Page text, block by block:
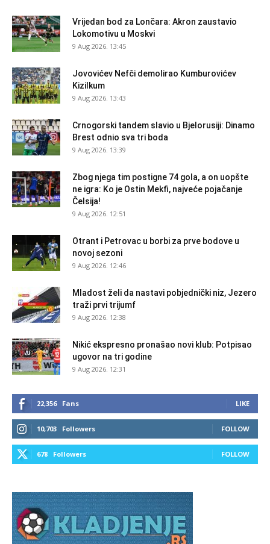
Vrijedan bod za Lončara: Akron zaustavio
Lokomotivu u Moskvi
9 Aug 2026. 13:45
Jovovićev Nefči demolirao Kumburovićev
Kizilkum
9 Aug 2026. 13:43
Crnogorski tandem slavio u Bjelorusiji: Dinamo
Brest odnio sva tri boda
9 Aug 2026. 13:39
Zbog njega tim postigne 74 gola, a on uopšte
ne igra: Ko je Ostin Mekfi, najveće pojačanje
Čelsija!
9 Aug 2026. 12:51
Otrant i Petrovac u borbi za prve bodove u
novoj sezoni
9 Aug 2026. 12:46
Mladost želi da nastavi pobjednički niz, Jezero
traži prvi trijumf
9 Aug 2026. 12:38
Nikić ekspresno pronašao novi klub: Potpisao
ugovor na tri godine
9 Aug 2026. 12:31
22,356 Fans LIKE
10,703 Followers FOLLOW
678 Followers FOLLOW